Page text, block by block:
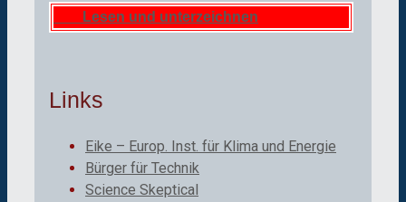
Lesen und unterzeichnen
Links
Eike – Europ. Inst. für Klima und Energie
Bürger für Technik
Science Skeptical